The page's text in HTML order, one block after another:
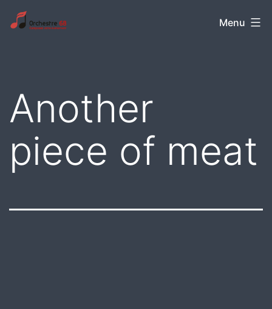
Aller
auOrchestre
Menu
Another
piece of meat